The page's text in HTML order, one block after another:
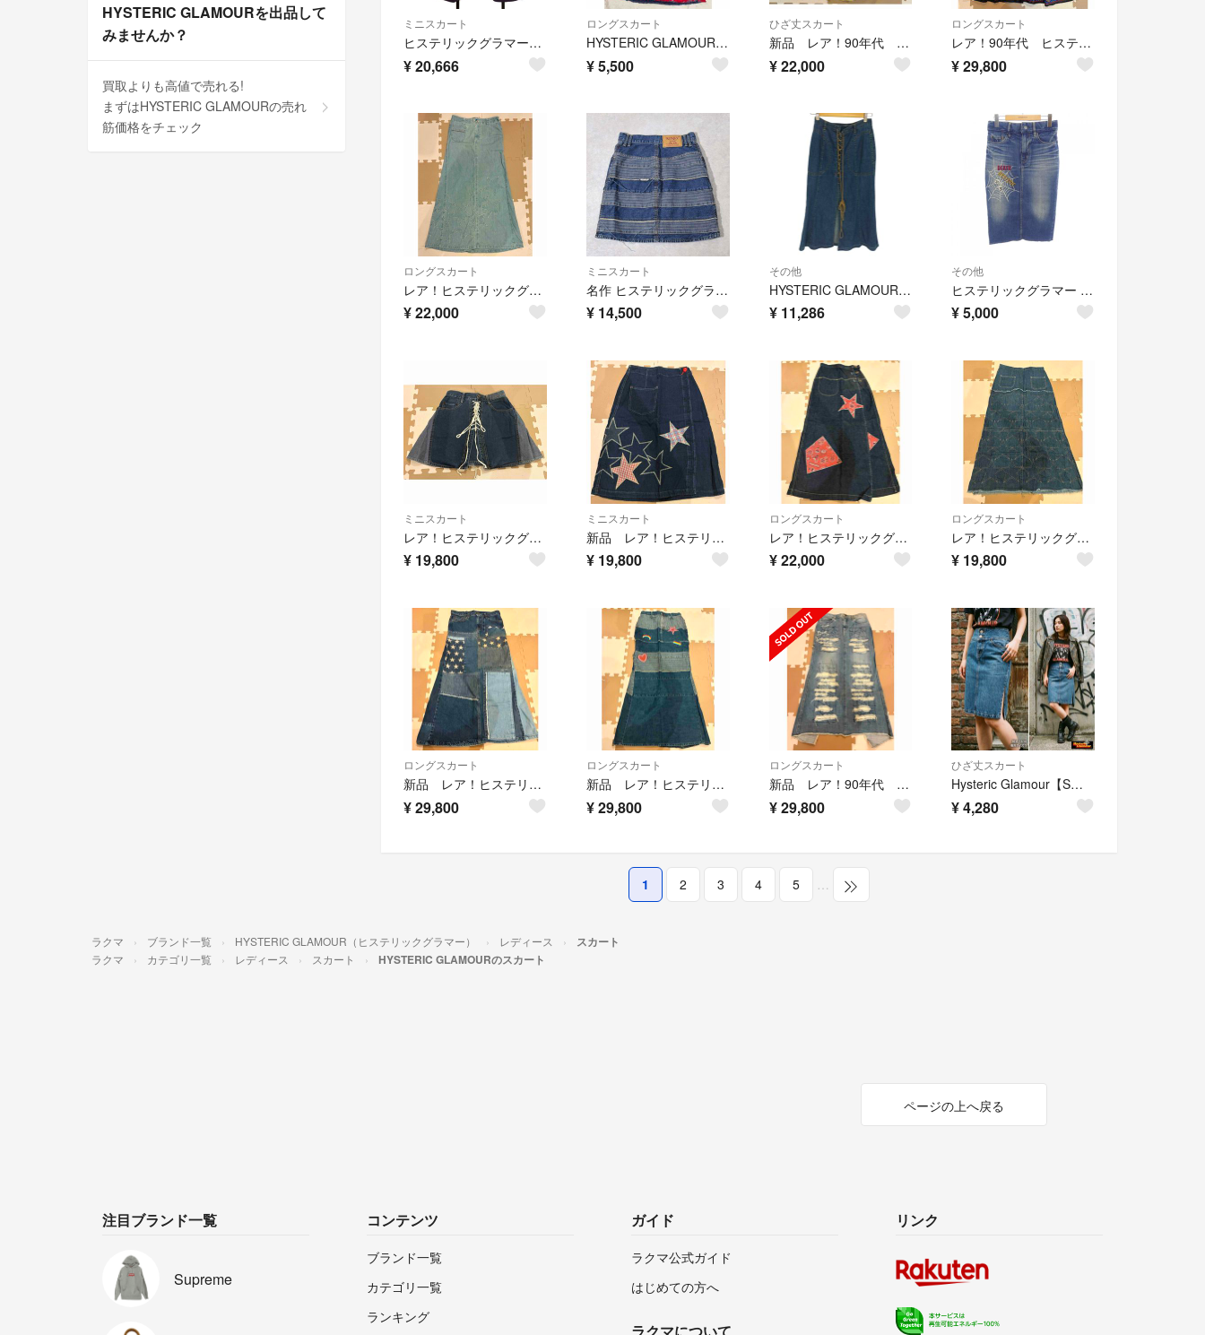
ミニスカート
ヒステリックグラマーHYSTERIC GLAMOUR ガールプリントサイドテーピングスカート 紫黄他F
¥20,666
ロングスカート
HYSTERIC GLAMOUR デニムロングスカート
¥5,500
ひざ丈スカート
新品 レア！90年代 ヒステリックグラマー 膝丈スカート
¥22,000
ロングスカート
レア！90年代 ヒステリックグラマー 落書きうさぎロングスカート
¥29,800
ロングスカート
レア！ヒステリックグラマー スターロングスカート
¥22,000
ミニスカート
名作 ヒステリックグラマー ウミヘビ Aライン デニム ミニスカート 24
¥ 14,500
その他
HYSTERIC GLAMOUR(ヒステリックグラマー) レディース スカート
¥ 11,286
その他
ヒステリックグラマー HYSTERIC GLAMOUR 01171AK05 スカート
¥5,000
ミニスカート
レア！ヒステリックグラマー デニムミニスカート
¥ 19,800
ミニスカート
新品 レア！ヒステリックグラマー デニムスタースカート
¥ 19,800
ロングスカート
レア！ヒステリックグラマー デニムロング巻きスカート
¥22,000
ロングスカート
レア！ヒステリックグラマー デニムスターロングスカート
¥ 19,800
ロングスカート
新品 レア！ヒステリックグラマー デニムつぎはぎロングスカート
¥29,800
ロングスカート
新品 レア！ヒステリックグラマー デニムマーメイドロングスカート
¥29,800
ロングスカート
新品 レア！90年代 ヒステリックグラマー ダメージ加工デニムロングスカート
¥29,800
ひざ丈スカート
Hysteric Glamour【S】デニムスカート 青 Y2K ハイウエスト
¥4,280
1 2 3 4 5 …
HYSTERIC GLAMOURを出品して
みませんか？
買取よりも高値で売れる!
まずはHYSTERIC GLAMOURの売れ
筋価格をチェック
ラクマ ブランド一覧 HYSTERIC GLAMOUR（ヒステリックグラマー） レディース スカート
ラクマ カテゴリ一覧 レディース スカート HYSTERIC GLAMOURのスカート
ページの上へ戻る
注目ブランド一覧
Supreme
コンテンツ
ブランド一覧
カテゴリ一覧
ランキング
ガイド
ラクマ公式ガイド
はじめての方へ
リンク